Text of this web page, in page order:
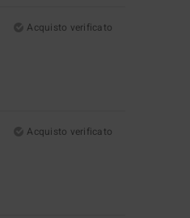
Acquisto verificato
Acquisto verificato